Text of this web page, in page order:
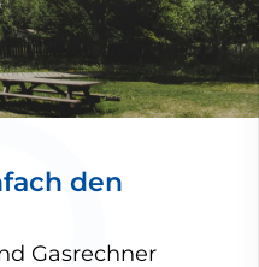
den
Gasrechner